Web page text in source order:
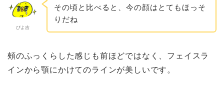
ぴよ吉
その頃と比べると、今の顔はとてもほっそ
りだね
頰のふっくらした感じも前ほどではなく、フェイスラ
インから顎にかけてのラインが美しいです。